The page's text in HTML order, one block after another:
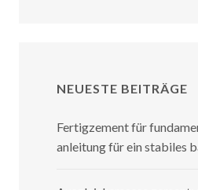
NEUESTE BEITRÄGE
Fertigzement für
anleitung für ein stabiles